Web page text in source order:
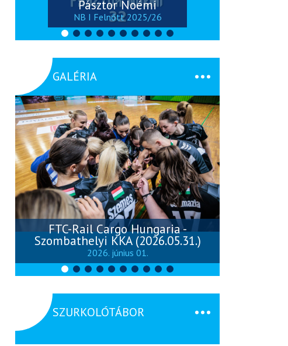
Pásztor Noémi
NB I Felnőtt 2025/26
GALÉRIA
FTC-Rail Cargo Hungaria -
Szombathelyi KKA (2026.05.31.)
2026. június 01.
SZURKOLÓTÁBOR